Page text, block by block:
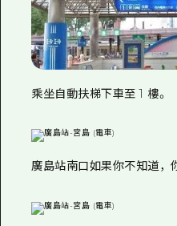
乘坐自動扶梯下車至 1 樓。
廣島站南口如果你不知道，